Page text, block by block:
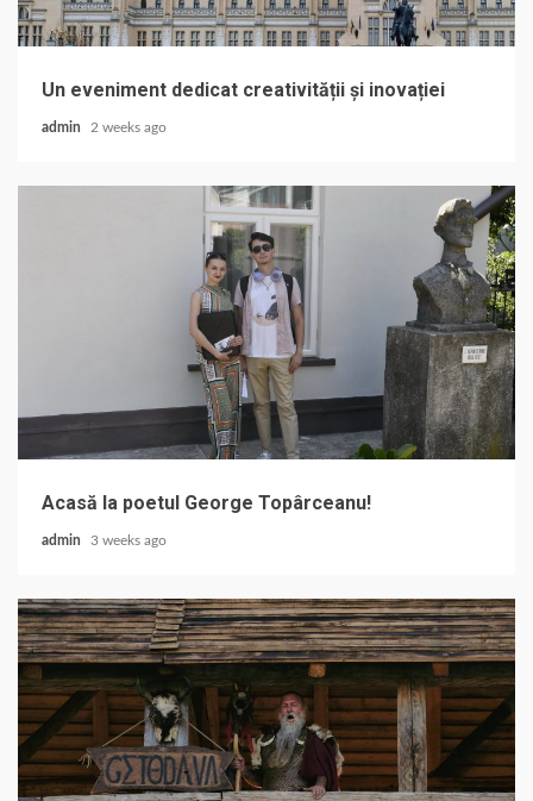
Un eveniment dedicat creativității și inovației
admin 2 weeks ago
Acasă la poetul George Topârceanu!
admin 3 weeks ago